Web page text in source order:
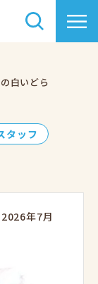
白いどら
タッフ
年7月